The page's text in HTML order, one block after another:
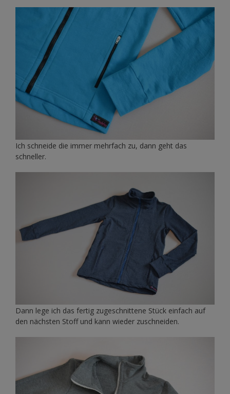
Ich schneide die immer mehrfach zu, dann geht das
schneller.
Dann lege ich das fertig zugeschnittene Stück einfach auf
den nächsten Stoff und kann wieder zuschneiden.